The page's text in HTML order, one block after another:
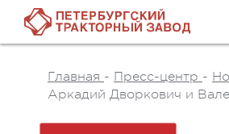
Главная - Пресс-центр -
Аркадий Дворкович и